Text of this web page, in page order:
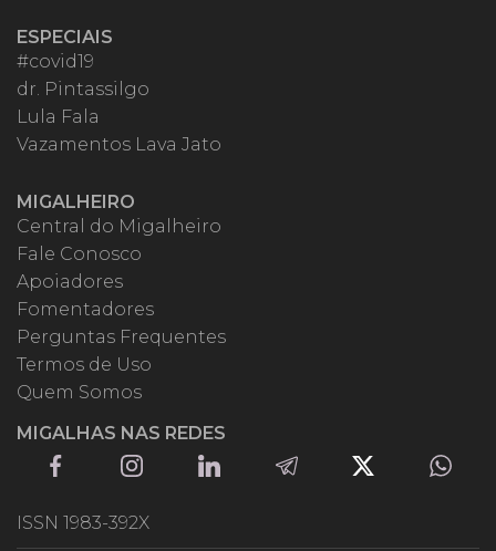
ESPECIAIS
#covid19
dr. Pintassilgo
Lula Fala
Vazamentos Lava Jato
MIGALHEIRO
Central do Migalheiro
Fale Conosco
Apoiadores
Fomentadores
Perguntas Frequentes
Termos de Uso
Quem Somos
MIGALHAS NAS REDES
ISSN 1983-392X